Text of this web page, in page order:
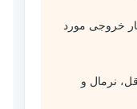
خروجی مورد
نرمال و